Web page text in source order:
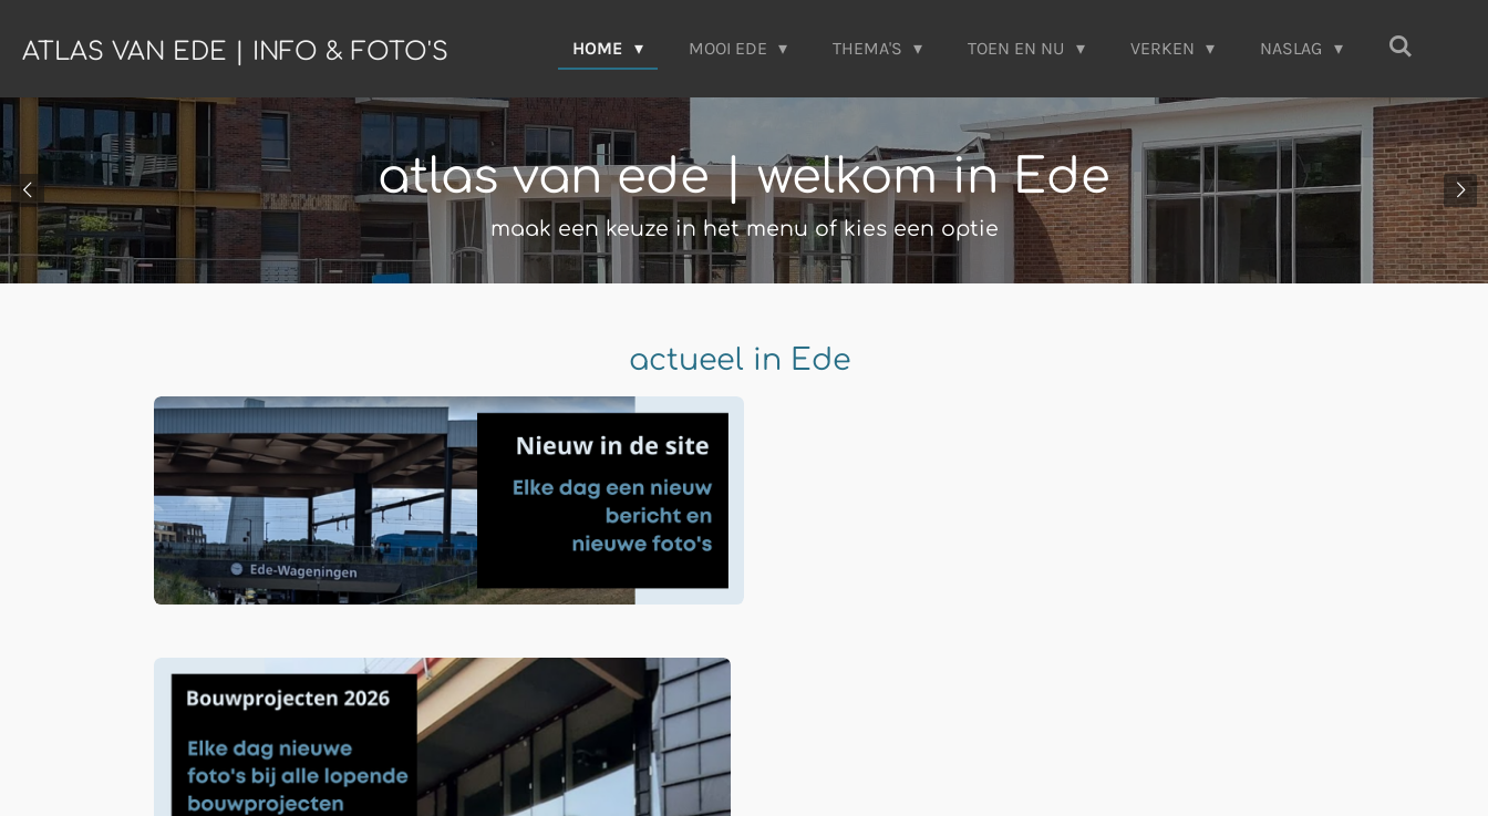
direct
de
hoofdinhoud
ATLAS VAN EDE | INFO & FOTO'S HOME MOOI EDE THEMA'S TOEN EN NU VERKEN NASLAG
atlas van ede | welkom in Ede
maak een keuze in het menu of kies een optie
actueel in Ede